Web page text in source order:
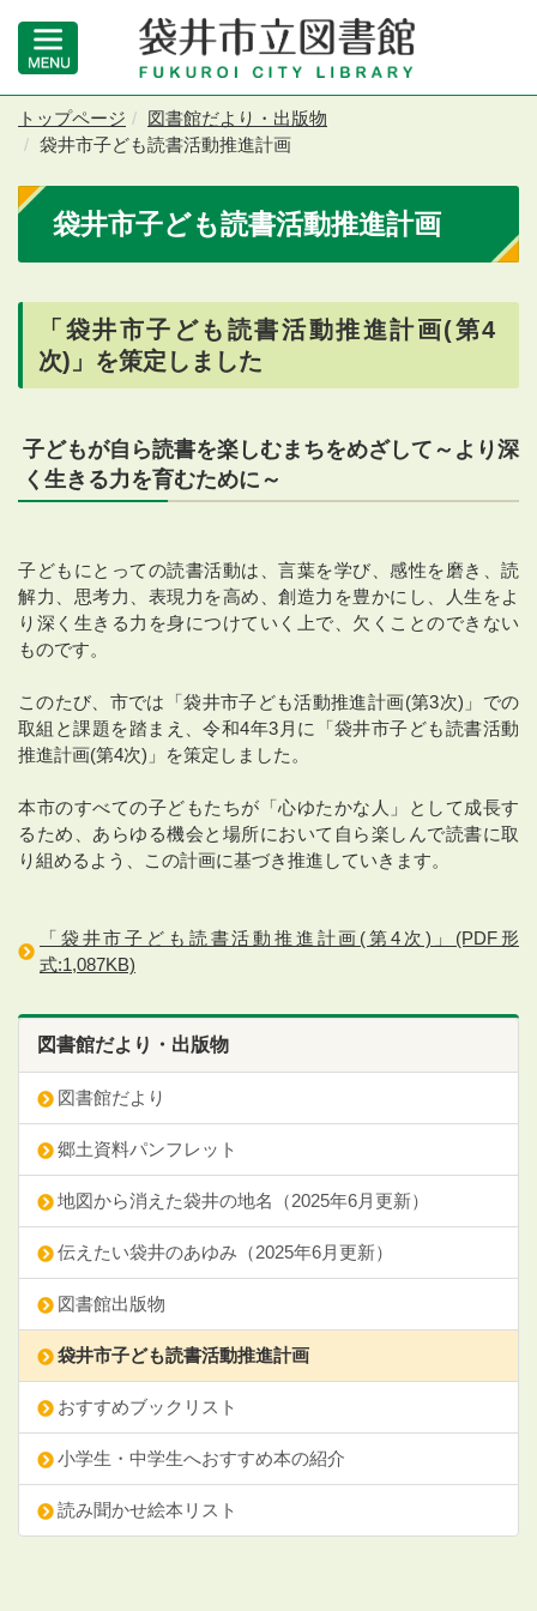
トップページ
図書館だより・出版物
袋井市子ども読書活動推進計画
袋井市子ども読書活動推進計画
「袋井市子ども読書活動推進計画(第4
次)」を策定しました
子どもが自ら読書を楽しむまちをめざして～より深
く生きる力を育むために～
子どもにとっての読書活動は、言葉を学び、感性を磨き、読
解力、思考力、表現力を高め、創造力を豊かにし、人生をよ
り深く生きる力を身につけていく上で、欠くことのできない
ものです。
このたび、市では「袋井市子ども活動推進計画(第3次)」での
取組と課題を踏まえ、令和4年3月に「袋井市子ども読書活動
推進計画(第4次)」を策定しました。
本市のすべての子どもたちが「心ゆたかな人」として成長す
るため、あらゆる機会と場所において自ら楽しんで読書に取
り組めるよう、この計画に基づき推進していきます。
「袋井市子ども読書活動推進計画(第4次)」(PDF形
式:1,087KB)
図書館だより・出版物
図書館だより
郷土資料パンフレット
地図から消えた袋井の地名（2025年6月更新）
伝えたい袋井のあゆみ（2025年6月更新）
図書館出版物
袋井市子ども読書活動推進計画
おすすめブックリスト
小学生・中学生へおすすめ本の紹介
読み聞かせ絵本リスト